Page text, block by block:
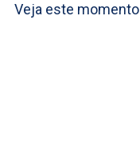
Veja este momento